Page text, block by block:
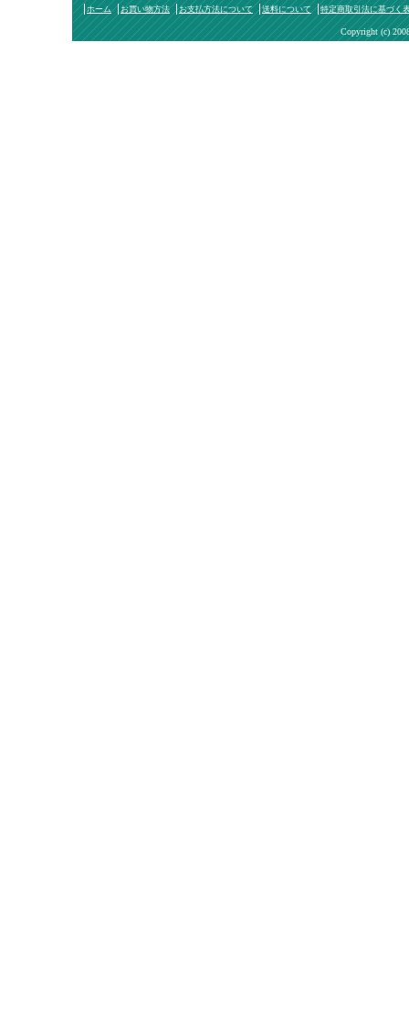
ホーム お買い物方法 お支払方法について 送料について 特定商取引法に基づく
Copyright (c)